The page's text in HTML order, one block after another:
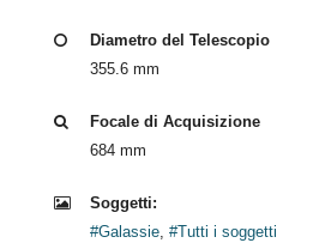
Diametro del Telescopio
355.6 mm
Focale di Acquisizione
684 mm
Soggetti:
#Galassie, #Tutti i soggetti